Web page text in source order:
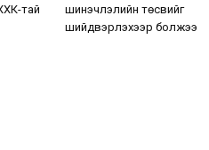
тай
шинэчлэлийн төсвийг
шийдвэрлэхээр болжээ